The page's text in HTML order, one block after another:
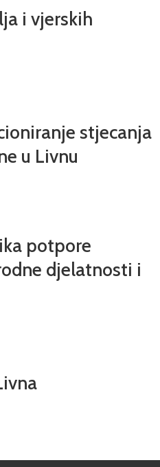
i vjerskih
stjecanja
u Livnu
potpore
djelatnosti i